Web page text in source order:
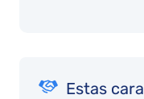
Estas